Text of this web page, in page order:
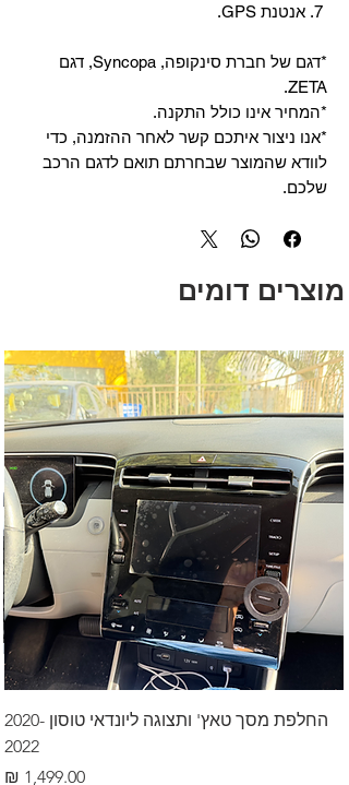
אנטנת GPS.
*דגם של חברת סינקופה, Syncopa, דגם
ZETA.
*המחיר אינו כולל התקנה.
*אנו ניצור איתכם קשר לאחר ההזמנה, כדי
לוודא שהמוצר שבחרתם תואם לדגם הרכב
שלכם.
מוצרים דומים
החלפת מסך טאץ' ותצוגה ליונדאי טוסון 2020-
2022
מחיר